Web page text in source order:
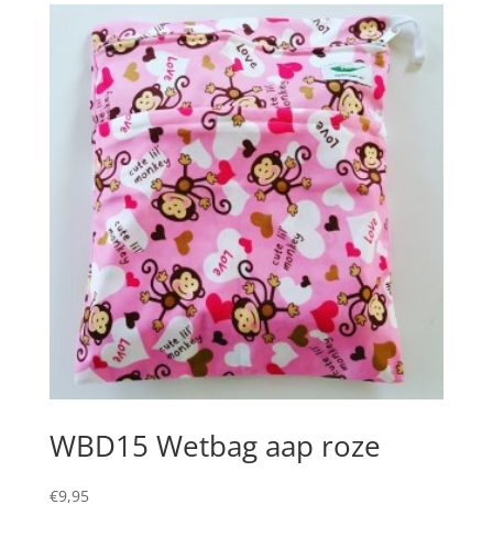
WBD15 Wetbag aap roze
€9,95